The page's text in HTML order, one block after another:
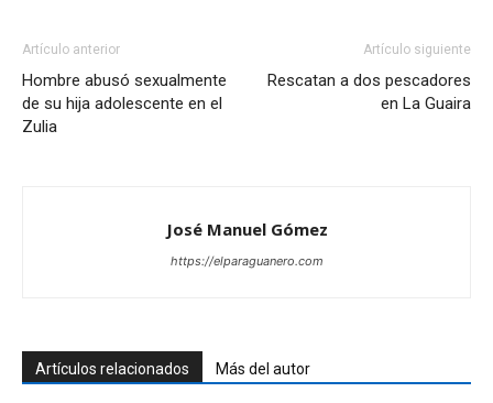
Artículo anterior
Hombre abusó sexualmente
de su hija adolescente en el
Zulia
Artículo siguiente
Rescatan a dos pescadores
en La Guaira
José Manuel Gómez
https://elparaguanero.com
Artículos relacionados Más del autor